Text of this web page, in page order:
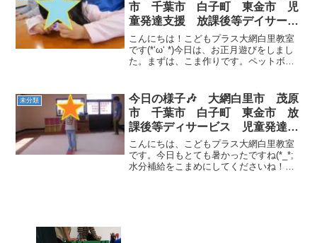
市 千葉市 白子町 東金市 児
童発達支援 放課後等デイサービ
ス
こんにちは！こどもプラス大網白里教室
です(*‘ω‘ *)今日は、お正月遊びをしまし
た。まずは、こま作りです。ペットボト
画用紙を、目、鼻、口などを自分で書き
作...
未分類
今日の様子🎶 大網白里市 茂原
市 千葉市 白子町 東金市 放
課後等ディサービス 児童発達支
援
こんにちは、こどもプラス大網白里教室
です。今日もとても暑かったですね(*_*;
水分補給をこまめにしてくださいね！早